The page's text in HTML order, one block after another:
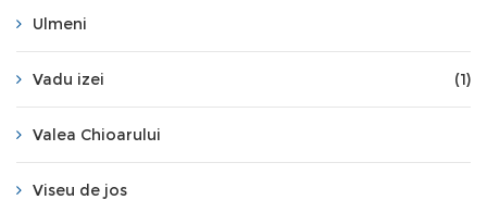
Ulmeni
Vadu izei (1)
Valea Chioarului
Viseu de jos